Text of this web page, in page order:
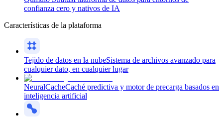
confianza cero y nativos de IA
Características de la plataforma
Tejido de datos en la nubeSistema de archivos avanzado para
cualquier dato, en cualquier lugar
NeuralCacheCaché predictiva y motor de precarga basados en
inteligencia artificial